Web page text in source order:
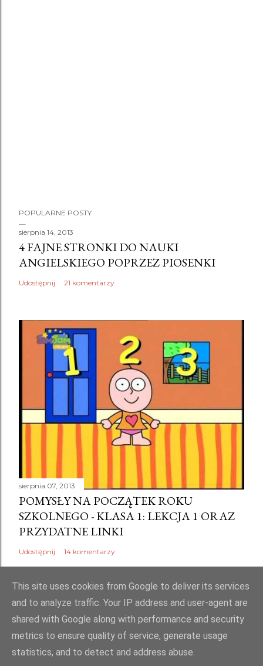
r
z
e
ś
l
k
POPULARNE POSTY
sierpnia 14, 2013
4 FAJNE STRONKI DO NAUKI
ANGIELSKIEGO POPRZEZ PIOSENKI
Udostępnij 21 komentarzy
sierpnia 07, 2013
POMYSŁY NA POCZĄTEK ROKU
SZKOLNEGO - KLASA 1: LEKCJA 1 ORAZ
PRZYDATNE LINKI
Udostępnij 14 komentarzy
Obsługiwane przez usługę Blogger
Copyright by Rubella. Wszelkie prawa zastrzeżone. Ikonki społecznościowe
by DigitAm z Pngtree
This site uses cookies from Google to deliver its services
and to analyze traffic. Your IP address and user-agent are
shared with Google along with performance and security
metrics to ensure quality of service, generate usage
statistics, and to detect and address abuse.